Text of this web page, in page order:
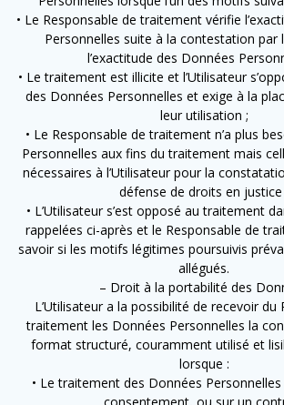
• Le Responsable de traitement vérifie
Personnelles suite à la contestation par
l’exactitude des Données
• Le traitement est illicite et l’Utilisateur
des Données Personnelles et exige à la
leur utilisation ;
• Le Responsable de traitement n’a plus
Personnelles aux fins du traitement mais
nécessaires à l’Utilisateur pour la
défense de droits en justice
• L’Utilisateur s’est opposé au traitement
rappelées ci-après et le Responsable de
savoir si les motifs légitimes poursuivis
allégués.
– Droit à la portabilité des
L’Utilisateur a la possibilité de recevoir du
traitement les Données Personnelles la
format structuré, couramment utilisé et
lorsque :
• Le traitement des Données